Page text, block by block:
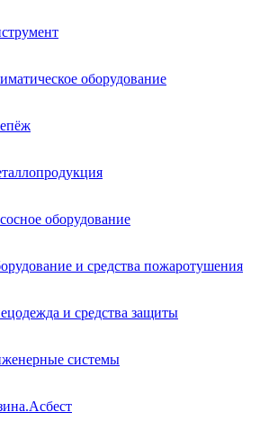
оборудование
оборудование
и средства пожаротушения
и средства защиты
системы